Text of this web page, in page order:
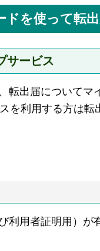
を使って転
サービス
転出届についてマ
スを利用する方は転
利用者証明用）が